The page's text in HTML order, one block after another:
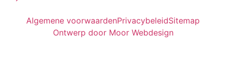
Algemene voorwaardenPrivacybeleidSitemap
Ontwerp door Moor Webdesign